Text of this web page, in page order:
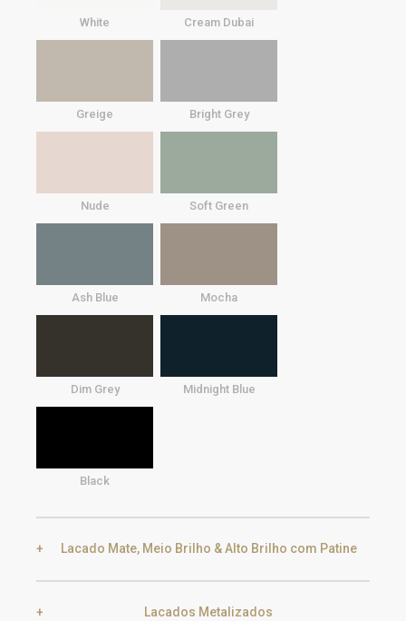
White Cream Dubai
Greige Bright Grey
Nude Soft Green
Ash Blue Mocha
Dim Grey Midnight Blue
Black
Lacado Mate, Meio Brilho & Alto Brilho com Patine
Lacados Metalizados